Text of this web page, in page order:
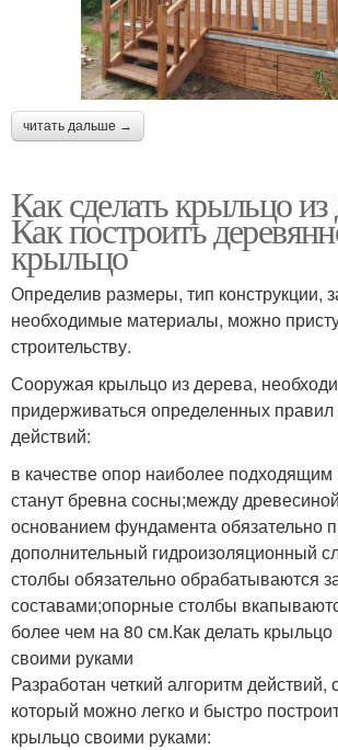
читать дальше →
Как сделать крыльцо из
Как построить
крыльцо
Определив размеры, тип конструкции,
необходимые материалы, можно
строительству.
Сооружая крыльцо из дерева,
придерживаться определенных правил
действий:
в качестве опор наиболее
станут бревна сосны;между
основанием фундамента обязательно
дополнительный гидроизоляционный
столбы обязательно обрабатываются
составами;опорные столбы
более чем на 80 см.Как делать крыльцо
своими руками
Разработан четкий алгоритм действий,
который можно легко и быстро
крыльцо своими руками: